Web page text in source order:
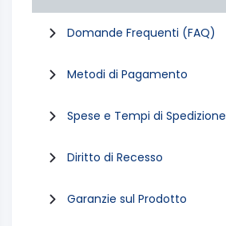
Domande Frequenti (FAQ)
Metodi di Pagamento
Spese e Tempi di Spedizione
Diritto di Recesso
Garanzie sul Prodotto